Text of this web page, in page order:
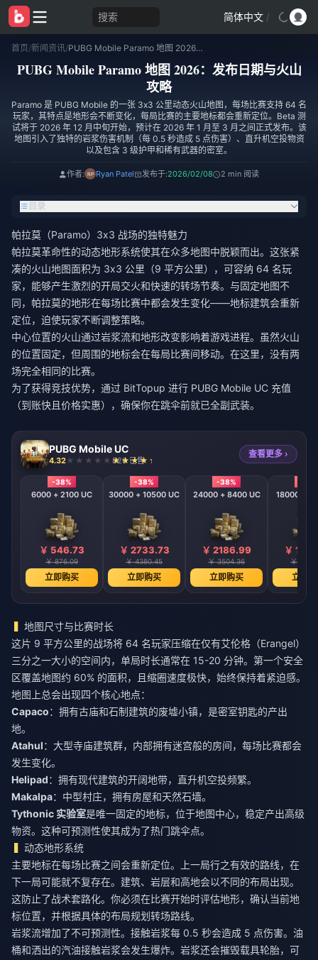
搜索 简体中文 /
首页/新闻资讯/ PUBG Mobile Paramo 地图 2026：发布日期与火山攻略
PUBG Mobile Paramo 地图 2026：发布日期与火山
攻略
Paramo 是 PUBG Mobile 的一张 3x3 公里动态火山地图，每场比赛支持 64 名
玩家，其特点是地形会不断变化，每局比赛的主要地标都会重新定位。Beta 测
试将于 2026 年 12 月中旬开始，预计在 2026 年 1 月至 3 月之间正式发布。该
地图引入了独特的岩浆伤害机制（每 0.5 秒造成 5 点伤害）、直升机空投物资
以及包含 3 级护甲和稀有武器的密室。
作者: Ryan Patel 发布于:2026/02/08 2 min 阅读
目录
帕拉莫（Paramo）3x3 战场的独特魅力
帕拉莫革命性的动态地形系统使其在众多地图中脱颖而出。这张紧
凑的火山地图面积为 3x3 公里（9 平方公里），可容纳 64 名玩
家，能够产生激烈的开局交火和快速的转场节奏。与固定地图不
同，帕拉莫的地形在每场比赛中都会发生变化——地标建筑会重新
定位，迫使玩家不断调整策略。
中心位置的火山通过岩浆流和地形改变影响着游戏进程。虽然火山
的位置固定，但周围的地标会在每局比赛间移动。在这里，没有两
场完全相同的比赛。
为了获得竞技优势，通过 BitTopup 进行 PUBG Mobile UC 充值
（到账快且价格实惠）
，确保你在跳伞前就已全副武装。
PUBG Mobile UC
4.32 826 已售
查看更多 ›
-38%
6000 + 2100 UC
￥ 546.73
￥ 876.09
立即购买
-38%
30000 + 10500 UC
￥ 2733.73
￥ 4380.45
立即购买
-38%
24000 + 8400 UC
￥ 2186.99
￥ 3504.36
立即购买
18000 +
￥
￥
立即
地图尺寸与比赛时长
这片 9 平方公里的战场将 64 名玩家压缩在仅有艾伦格（Erangel）
三分之一大小的空间内，单局时长通常在 15-20 分钟。第一个安全
区覆盖地图约 60% 的面积，且缩圈速度极快，始终保持着紧迫感。
地图上总会出现四个核心地点：
Capaco：拥有古庙和石制建筑的废墟小镇，是密室钥匙的产出
地。
Atahul：大型寺庙建筑群，内部拥有迷宫般的房间，每场比赛都会
发生变化。
Helipad：拥有现代建筑的开阔地带，直升机空投频繁。
Makalpa：中型村庄，拥有房屋和天然石墙。
Tythonic 实验室是唯一固定的地标，位于地图中心，稳定产出高级
物资。这种可预测性使其成为了热门跳伞点。
动态地形系统
主要地标在每场比赛之间会重新定位。上一局行之有效的路线，在
下一局可能就不复存在。建筑、岩层和高地会以不同的布局出现。
这防止了战术套路化。你必须在比赛开始时评估地形，确认当前地
标位置，并根据具体的布局规划转场路线。
岩浆流增加了不可预测性。接触岩浆每 0.5 秒会造成 5 点伤害。油
桶和洒出的汽油接触岩浆会发生爆炸。岩浆还会摧毁载具轮胎，可